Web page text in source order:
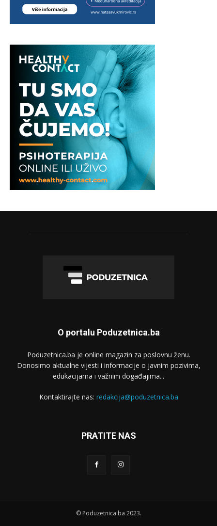
O portalu Poduzetnica.ba
Poduzetnica.ba je online magazin za poslovnu ženu.
Donosimo aktualne vijesti i informacije o javnim pozivima,
edukacijama i važnim događajima...
Kontaktirajte nas: redakcija@poduzetnica.ba
PRATITE NAS
© Poduzetnica.ba 2023.